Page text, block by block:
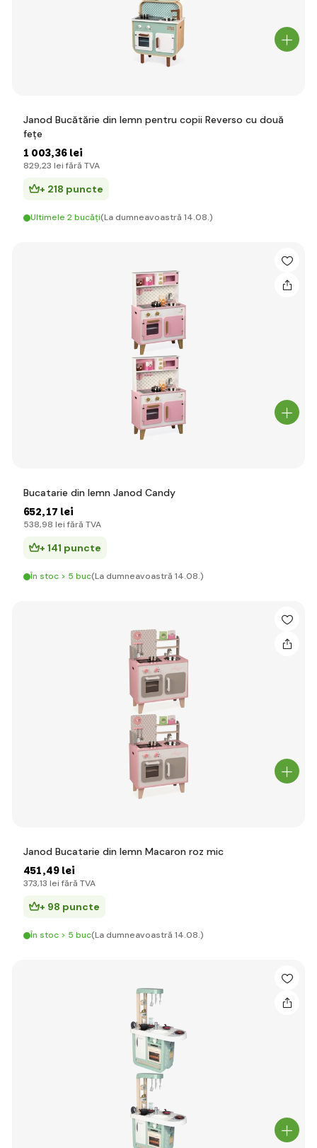
Janod Bucătărie din lemn pentru copii Reverso cu două
fețe
1 003,36 lei
829,23 lei fără TVA
+ 218 puncte
Ultimele 2 bucăți(La dumneavoastră 14.08.)
Bucatarie din lemn Janod Candy
652,17 lei
538,98 lei fără TVA
+ 141 puncte
În stoc > 5 buc(La dumneavoastră 14.08.)
Janod Bucatarie din lemn Macaron roz mic
451,49 lei
373,13 lei fără TVA
+ 98 puncte
În stoc > 5 buc(La dumneavoastră 14.08.)